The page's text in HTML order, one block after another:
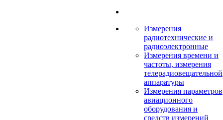
Измерения
радиотехнические и
радиоэлектронные
Измерения времени и
частоты, измерения
телерадиовещательной
аппаратуры
Измерения параметров
авиационного
оборудования и
средств измерений